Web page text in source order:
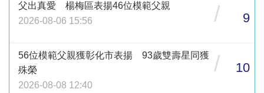
父出真愛 楊梅區表揚46位模範父親
2026-08-06 15:56
/ 9
56位模範父親獲彰化市表揚 93歲雙壽星同獲
殊榮
2026-08-08 12:40
/ 10